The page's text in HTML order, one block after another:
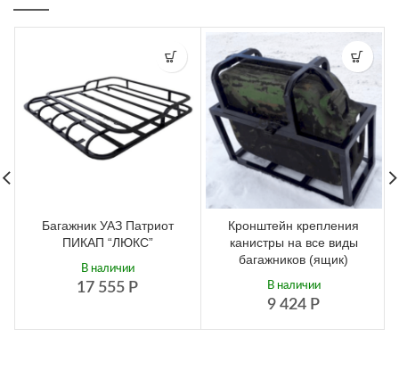
Багажник УАЗ Патриот
ПИКАП “ЛЮКС”
17 555 Р
В наличии
Кронштейн крепления
канистры на все виды
багажников (ящик)
9 424 Р
В наличии